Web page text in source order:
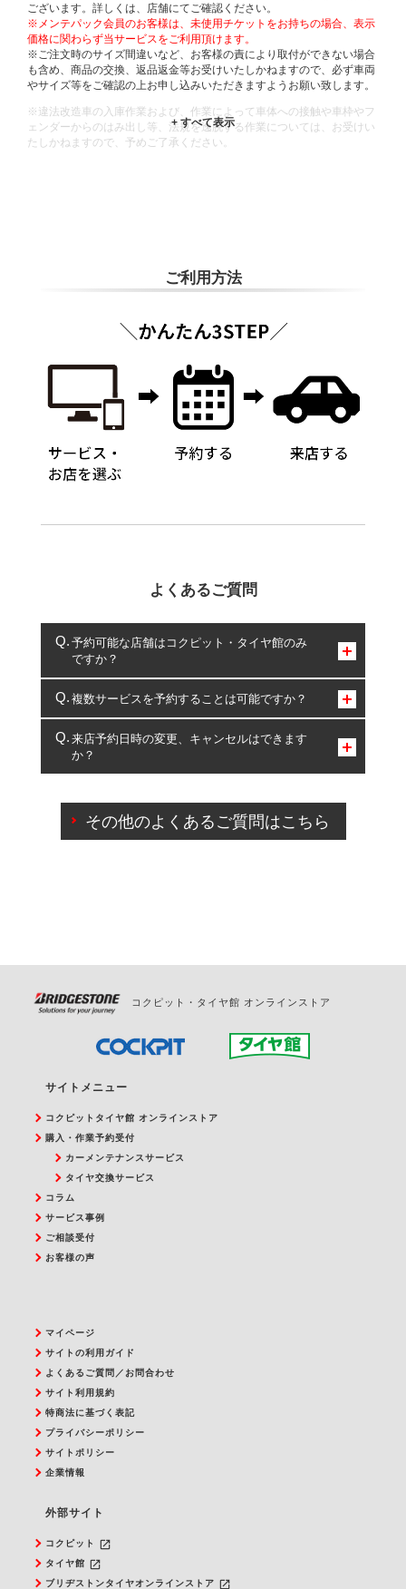
ございます。詳しくは、店舗にてご確認ください。
※メンテパック会員のお客様は、未使用チケットをお持ちの場合、表示
価格に関わらず当サービスをご利用頂けます。
※ご注文時のサイズ間違いなど、お客様の責により取付ができない場合
も含め、商品の交換、返品返金等お受けいたしかねますので、必ず車両
やサイズ等をご確認の上お申し込みいただきますようお願い致します。
※違法改造車の入庫作業および、作業によって車体への接触や車枠やフ
ェンダーからのはみ出し等、法規を逸脱する作業については、お受けい
たしかねますので、予めご了承ください。
ご利用方法
よくあるご質問
予約可能な店舗はコクピット・タイヤ館のみ
ですか？
コクピット・タイヤ館のみとなります。
複数サービスを予約することは可能ですか？
複数サービスのご予約は可能です。
一部の商品・サービスの組み合わせに限り、同時にご予約が
出来ないものもございます。
来店予約日時の変更、キャンセルはできます
か？
ご来店予約日の3営業日前を過ぎている場合のご予約
の日時変更につきましては、直接ご予約の店舗まで
その他のよくあるご質問はこちら
コクピット・タイヤ館 オンラインストア
サイトメニュー
コクピットタイヤ館 オンラインストア
購入・作業予約受付
カーメンテナンスサービス
タイヤ交換サービス
コラム
サービス事例
ご相談受付
お客様の声
マイページ
サイトの利用ガイド
よくあるご質問／お問合わせ
サイト利用規約
特商法に基づく表記
プライバシーポリシー
サイトポリシー
企業情報
外部サイト
コクピット launch
タイヤ館 launch
ブリヂストンタイヤオンラインストア launch